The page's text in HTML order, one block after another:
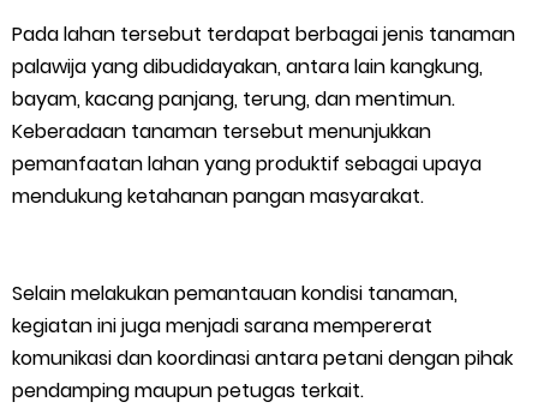
Kepulauan Meranti Borong Tiga Prestasi di ADUJAK GenRe Riau
2026, Duta Putra Raih Juara Pertama
Bupati Asmar Buka Peluang Kolaborasi Meranti–Melaka di
Bidang Ekonomi, Pendidikan, dan Pariwisata
Bukittinggi–Padang Panjang–Sicincin Sangat Mendesak
Green Policing Goes to School, Ketua Bhayangkari Cabang
Pada lahan tersebut terdapat berbagai jenis tanaman
palawija yang dibudidayakan, antara lain kangkung,
bayam, kacang panjang, terung, dan mentimun.
Keberadaan tanaman tersebut menunjukkan
pemanfaatan lahan yang produktif sebagai upaya
mendukung ketahanan pangan masyarakat.
Selain melakukan pemantauan kondisi tanaman,
kegiatan ini juga menjadi sarana mempererat
komunikasi dan koordinasi antara petani dengan pihak
pendamping maupun petugas terkait.